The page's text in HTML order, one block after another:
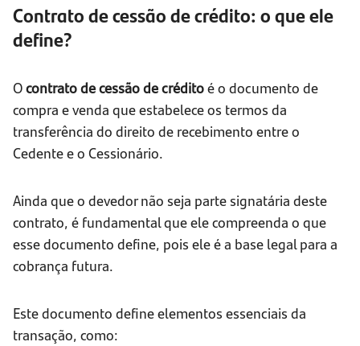
Contrato de cessão de crédito: o que ele
define?
Ocontrato de cessão de créditoé o documento de
compra e venda que estabelece os termos da
transferência do direito de recebimento entre o
Cedente e o Cessionário.
Ainda que o devedor não seja parte signatária deste
contrato, é fundamental que ele compreenda o que
esse documento define, pois ele é a base legal para a
cobrança futura.
Este documento define elementos essenciais da
transação, como: